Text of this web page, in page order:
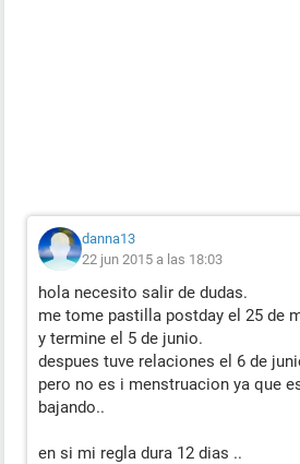
danna13
22 jun 2015 a las 18:03
hola necesito salir de dudas.
me tome pastilla postday el 25 de
y termine el 5 de junio.
despues tuve relaciones el 6 de
pero no es i menstruacion ya que
bajando..
en si mi regla dura 12 dias ..